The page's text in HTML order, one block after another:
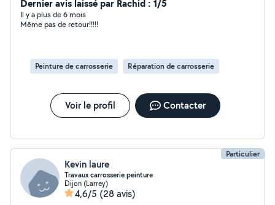
PROFESSIONNELLE DEPUIS 1998
Dernier avis laissé par Rachid : 1/5
Il y a plus de 6 mois
Même pas de retour!!!!!
Peinture de carrosserie Réparation de carrosserie
Voir le profil Contacter
Particulier
Kevin laure
Travaux carrosserie peinture
Dijon (Larrey)
4,6/5 (28 avis)